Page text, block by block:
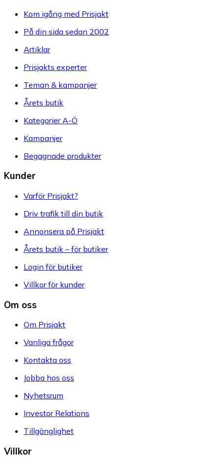
Kom igång med Prisjakt
På din sida sedan 2002
Artiklar
Prisjakts experter
Teman & kampanjer
Årets butik
Kategorier A-Ö
Kampanjer
Begagnade produkter
Kunder
Varför Prisjakt?
Driv trafik till din butik
Annonsera på Prisjakt
Årets butik – för butiker
Login för butiker
Villkor för kunder
Om oss
Om Prisjakt
Vanliga frågor
Kontakta oss
Jobba hos oss
Nyhetsrum
Investor Relations
Tillgänglighet
Villkor